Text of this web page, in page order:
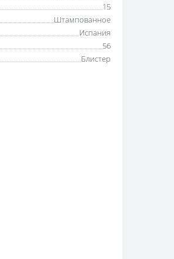
15
Штампованное
Испания
56
Блистер